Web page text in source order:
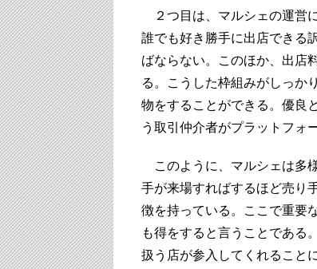
２つ目は、マルシェの運営
誰でも好き勝手に出店できる
ばならない。このほか、出店
る。こうした枠組みがしっか
物をすることができる。優良
う取引仲介者がプラットフォ
このように、マルシェは多
手が来場すればするほど売り
徴を持っている。ここで重要
も得をすると言うことである
扱う店が参入してくれること